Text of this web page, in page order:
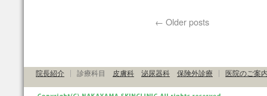
← Older posts
院長紹介 診療科目 皮膚科 泌尿器科 保険外診療 医院のご案